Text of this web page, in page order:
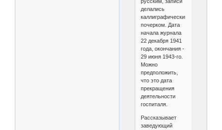
делались
каллиграфическим
почерком. Дата
начала журнала
22 декабря 1941
года, окончания -
29 июня 1943-го.
Можно
предположить,
что это дата
прекращения
деятельности
госпиталя.
Рассказывает
заведующий